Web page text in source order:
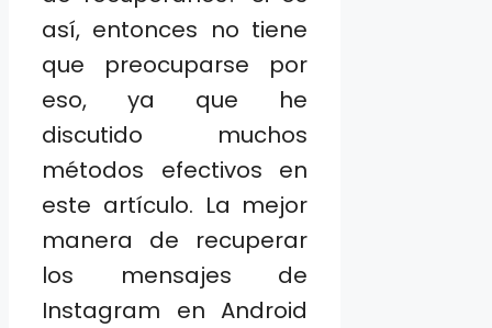
así, entonces no tiene
que preocuparse por
eso, ya que he
discutido muchos
métodos efectivos en
este artículo. La mejor
manera de recuperar
los mensajes de
Instagram en Android